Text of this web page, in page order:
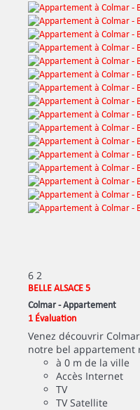
6 2
BELLE ALSACE 5
Colmar -Appartement
1 Évaluation
Venez découvrir
notre bel appartement
à 0 m de la ville
Accès Internet
TV
TV Satellite